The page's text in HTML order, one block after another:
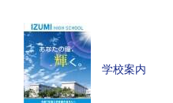
学校案内